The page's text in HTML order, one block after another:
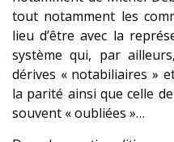
tout notamment les
lieu d’être avec la
système qui, par
dérives « notabiliaires »
la parité ainsi que celle
souvent « oubliées »…